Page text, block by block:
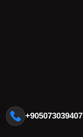
+905073039407